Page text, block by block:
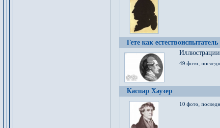
Гете как естествоиспытатель
49 фото,
Каспар Хаузер
10 фото,